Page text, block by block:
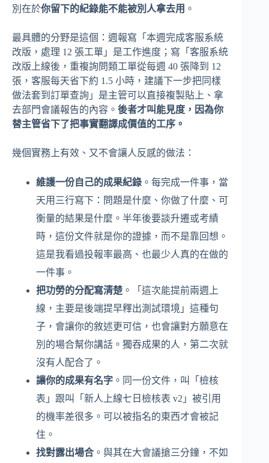
別在於你留下的紀錄能不能被別人拿去用 。
最具體的分野是這個：週報寫「本週完成客服系統
改版，處理 12 張工單」是工作進度；寫「客服系統
改版上線後，重複詢問類工單從每週 40 張降到 12
張，客服每天省下約 1.5 小時，建議下一步把同樣
做法套到訂單查詢」是主管可以直接複製貼上、拿
去部門會議報告的內容。 後者才叫能見度，因為你
替主管省下了把事實翻譯成價值的工序。
幾個實務上有效、又不會讓人反感的做法：
維護一份自己的成果紀錄 。每完成一件事，當
天用三行寫下：問題是什麼、你做了什麼、可
衡量的結果是什麼。半年後要談升遷或考績
時，這份文件就是你的證據，而不是靠回想。
這是我看過投報率最高、也最少人真的在做的
一件事。
把功勞的分配寫清楚 。「這次能提前兩週上
線，主要是後端提早釋出測試環境」這種句
子，會讓你的敘述更可信，也會讓對方願意在
別的場合幫你講話。獨吞成果的人，第二次就
沒有人配合了。
讓你的成果有名字 。同一份文件，叫「檢核
表」跟叫「新人上線七日檢核表 v2」被引用
的機率差很多。可以被指名的東西才會被記
住。
找對露出場合 。與其在大會議搶三分鐘，不如